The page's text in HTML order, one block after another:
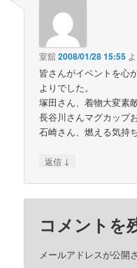
室舘2008/01/28 15:55
皆さんがイベントを心
よりでした。
塚田さん、着物大変素
長谷川さんマグカップ
石崎さん、燃える気持
返信 ↓
コメントを
メールアドレスが公開